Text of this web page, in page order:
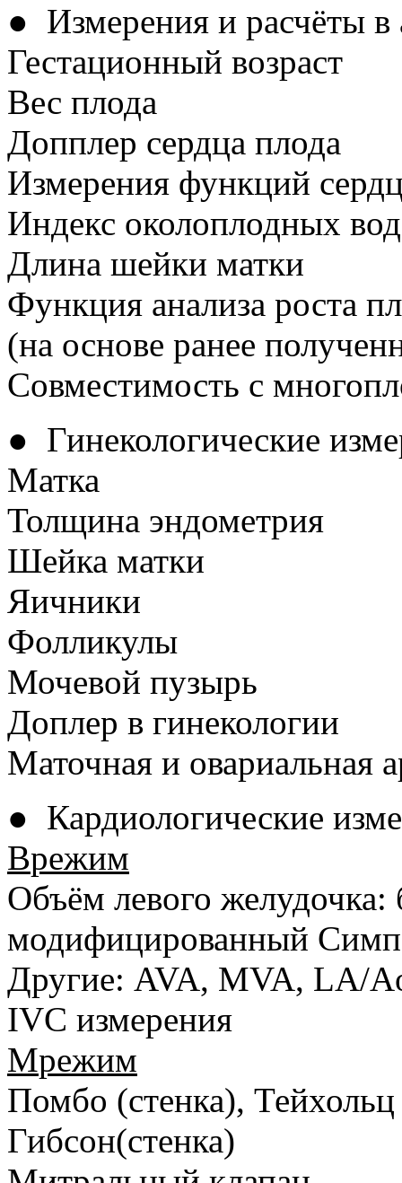
● Измерения и расчёты в
Гестационный возраст
Вес плода
Допплер сердца плода
Измерения функций
Индекс околоплодных
Длина шейки матки
Функция анализа роста
(на основе ранее
Совместимость с
● Гинекологические
Матка
Толщина эндометрия
Шейка матки
Яичники
Фолликулы
Мочевой пузырь
Доплер в гинекологии
Маточная и овариальная
● Кардиологические
Bрежим
Объём левого
модифицированный
Другие: AVA, MVA, LA/
IVC измерения
Mрежим
Помбо (стенка), Тейхольц
Гибсон(стенка)